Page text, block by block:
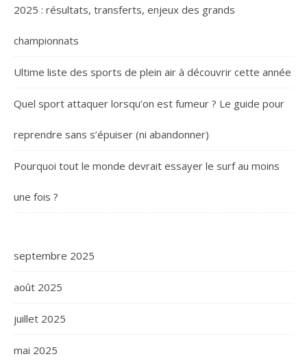
2025 : résultats, transferts, enjeux des grands
championnats
Ultime liste des sports de plein air à découvrir cette année
Quel sport attaquer lorsqu’on est fumeur ? Le guide pour
reprendre sans s’épuiser (ni abandonner)
Pourquoi tout le monde devrait essayer le surf au moins
une fois ?
septembre 2025
août 2025
juillet 2025
mai 2025